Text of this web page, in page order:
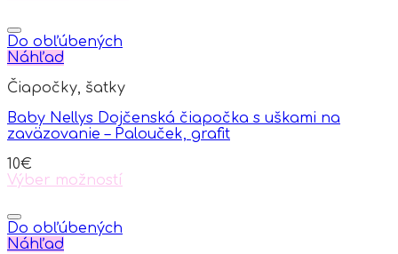
Do obľúbených
Náhľad
Čiapočky, šatky
Baby Nellys Dojčenská čiapočka s uškami na
zaväzovanie – Palouček, grafit
10€
Výber možností
product
has
multiple
Do obľúbených
Náhľad